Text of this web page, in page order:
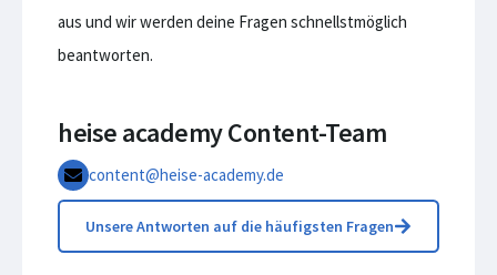
aus und wir werden deine Fragen schnellstmöglich
beantworten.
heise academy Content-Team
content@heise-academy.de
Unsere Antworten auf die häufigsten Fragen